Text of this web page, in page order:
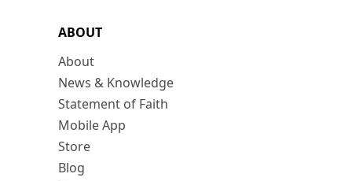
ABOUT
About
News & Knowledge
Statement of Faith
Mobile App
Store
Blog